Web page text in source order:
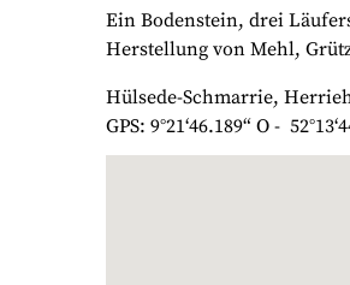
Ein Bodenstein, drei
Herstellung von Mehl,
Hülsede-Schmarrie,
GPS: 9°21‘46.189“ O -